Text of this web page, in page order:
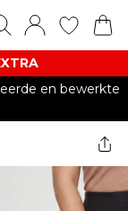
en bewerkte